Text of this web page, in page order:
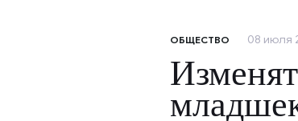
ОБЩЕСТВО 08 июля